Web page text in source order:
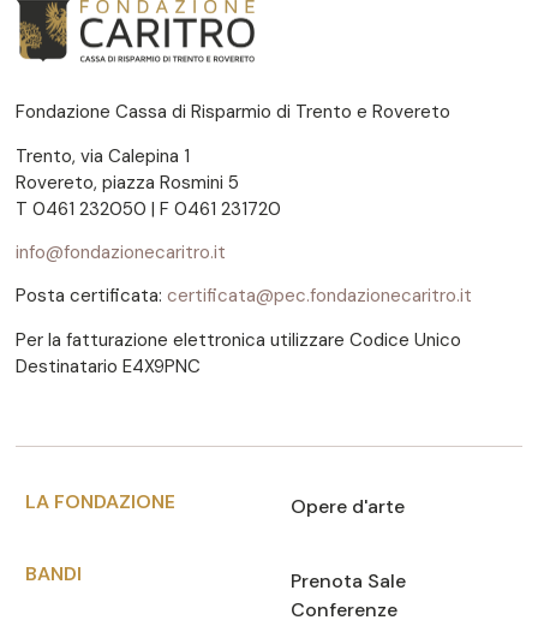
Fondazione Cassa di Risparmio di Trento e Rovereto
Trento, via Calepina 1
Rovereto, piazza Rosmini 5
T 0461 232050 | F 0461 231720
info@fondazionecaritro.it
Posta certificata: certificata@pec.fondazionecaritro.it
Per la fatturazione elettronica utilizzare Codice Unico
Destinatario E4X9PNC
LA FONDAZIONE
BANDI
Opere d'arte
Prenota Sale
Conferenze